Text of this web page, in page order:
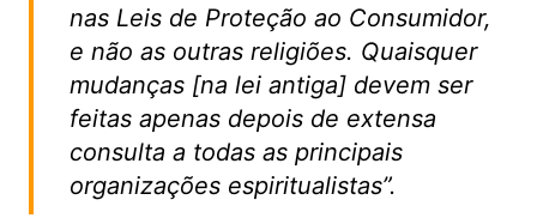
nas Leis de Proteção ao Consumidor,
e não as outras religiões. Quaisquer
mudanças [na lei antiga] devem ser
feitas apenas depois de extensa
consulta a todas as principais
organizações espiritualistas”.